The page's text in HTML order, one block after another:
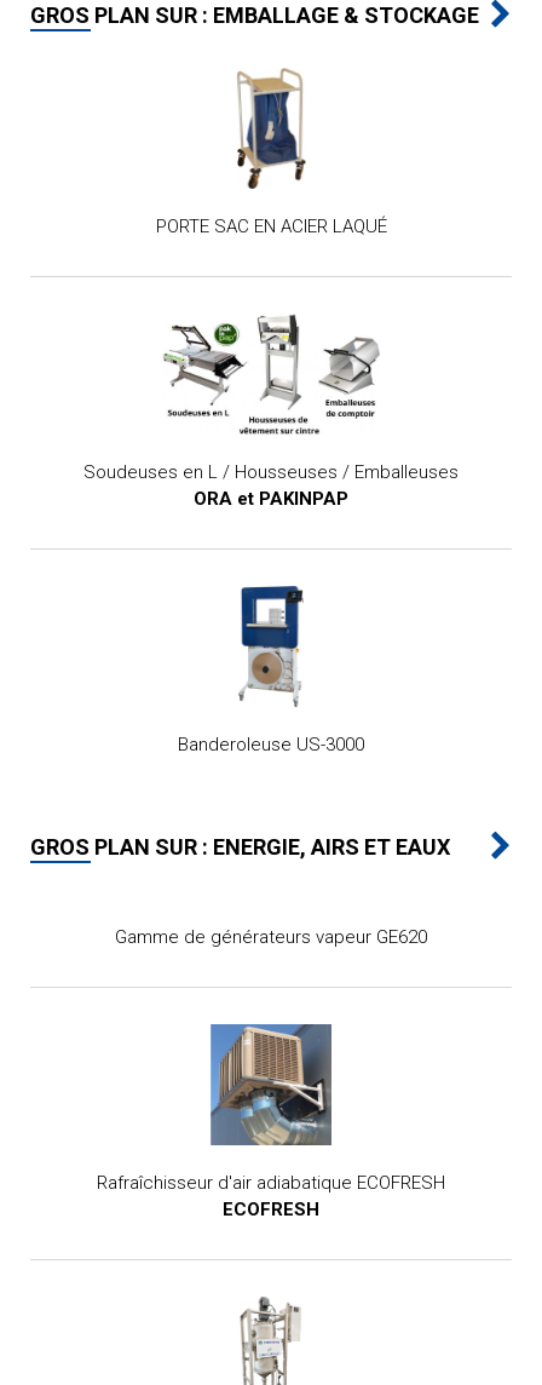
GROS PLAN SUR : EMBALLAGE & STOCKAGE
PORTE SAC EN ACIER LAQUÉ
Soudeuses en L / Housseuses / Emballeuses
ORA et PAKINPAP
Banderoleuse US-3000
GROS PLAN SUR : ENERGIE, AIRS ET EAUX
Gamme de générateurs vapeur GE620
Rafraîchisseur d'air adiabatique ECOFRESH
ECOFRESH